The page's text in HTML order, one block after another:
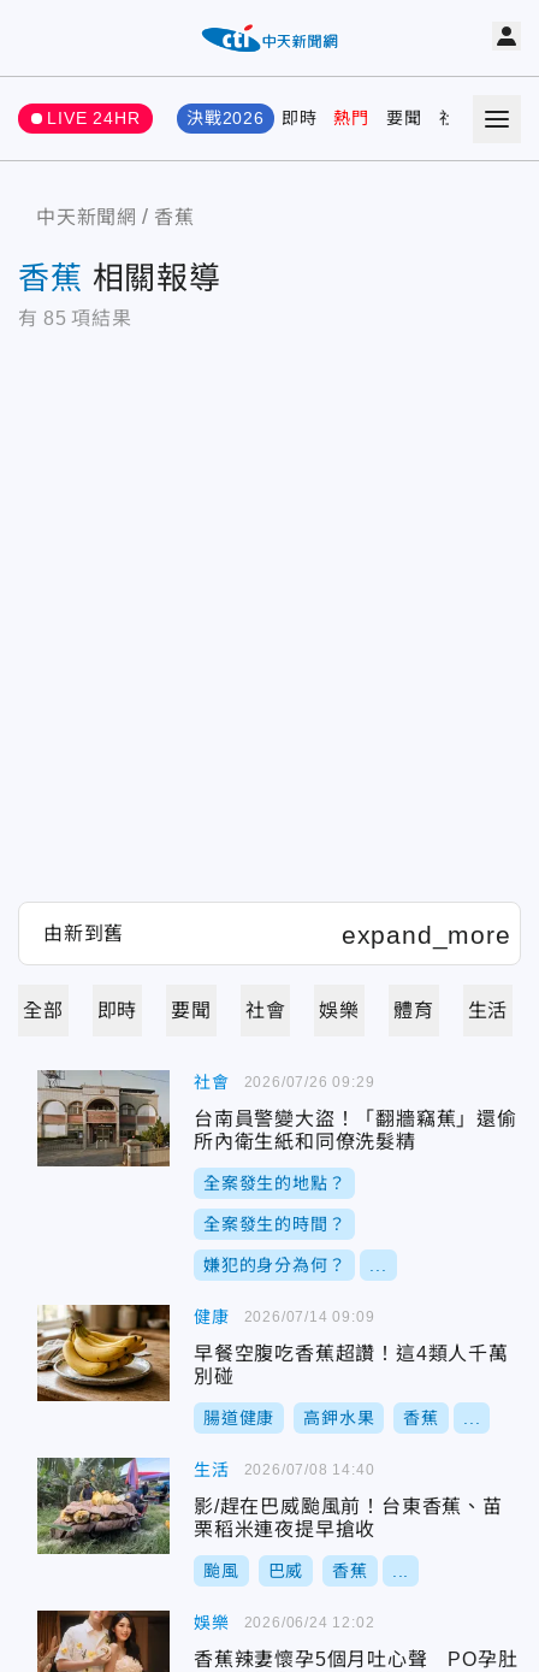
LIVE 24HR 決戰2026 即時 熱門 要聞 社會 娛樂
中天新聞網 香蕉
香蕉 相關報導
有 85 項結果
全部 即時 要聞 社會 娛樂 體育 生活
社會
台南員警變大盜！「翻牆竊蕉」還偷
所內衛生紙和同僚洗髮精
全案發生的地點？
全案發生的時間？
嫌犯的身分為何？
2026/07/26 09:29
健康
早餐空腹吃香蕉超讚！這4類人千萬
別碰
腸道健康 高鉀水果 香蕉
2026/07/14 09:09
生活
影/趕在巴威颱風前！台東香蕉、苗
栗稻米連夜提早搶收
颱風 巴威 香蕉
2026/07/08 14:40
娛樂
香蕉辣妻懷孕5個月吐心聲 PO孕肚
2026/06/24 12:02